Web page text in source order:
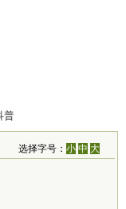
普
选择字号：小 中 大